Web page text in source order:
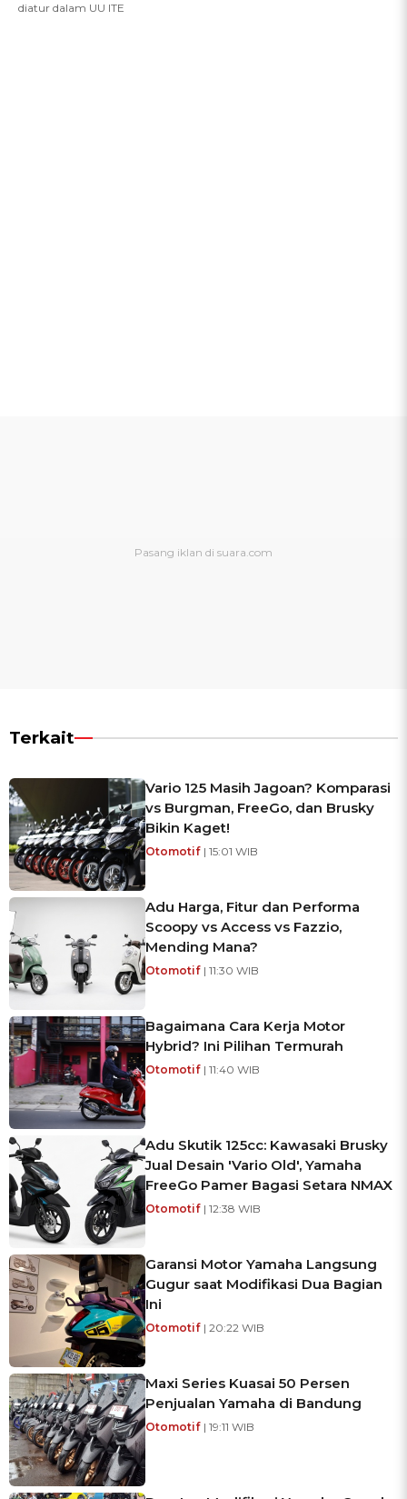
diatur dalam UU ITE
Terkait
Vario 125 Masih Jagoan? Komparasi
vs Burgman, FreeGo, dan Brusky
Bikin Kaget!
Otomotif | 15:01 WIB
Adu Harga, Fitur dan Performa
Scoopy vs Access vs Fazzio,
Mending Mana?
Otomotif | 11:30 WIB
Bagaimana Cara Kerja Motor
Hybrid? Ini Pilihan Termurah
Otomotif | 11:40 WIB
Adu Skutik 125cc: Kawasaki Brusky
Jual Desain 'Vario Old', Yamaha
FreeGo Pamer Bagasi Setara NMAX
Otomotif | 12:38 WIB
Garansi Motor Yamaha Langsung
Gugur saat Modifikasi Dua Bagian
Ini
Otomotif | 20:22 WIB
Maxi Series Kuasai 50 Persen
Penjualan Yamaha di Bandung
Otomotif | 19:11 WIB